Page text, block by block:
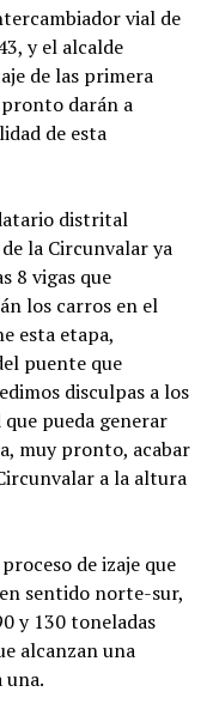
vial de
y el alcalde
de las primera
darán a
de esta
distrital
la Circunvalar ya
8 vigas que
los carros en el
esta etapa,
puente que
disculpas a los
pueda generar
muy pronto, acabar
a la altura
de izaje que
sentido norte-sur,
y 130 toneladas
alcanzan una
una.